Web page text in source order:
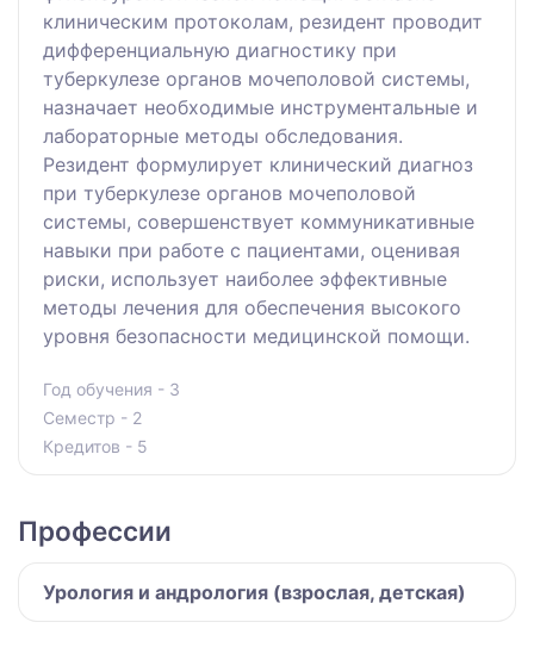
клиническим протоколам, резидент проводит
дифференциальную диагностику при
туберкулезе органов мочеполовой системы,
назначает необходимые инструментальные и
лабораторные методы обследования.
Резидент формулирует клинический диагноз
при туберкулезе органов мочеполовой
системы, совершенствует коммуникативные
навыки при работе с пациентами, оценивая
риски, использует наиболее эффективные
методы лечения для обеспечения высокого
уровня безопасности медицинской помощи.
Год обучения - 3
Семестр - 2
Кредитов - 5
Профессии
Урология и андрология (взрослая, детская)